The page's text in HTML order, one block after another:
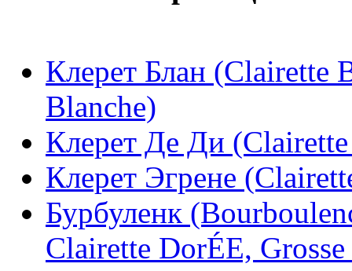
Клерет Блан (Clairette
Blanche)
Клерет Де Ди
Клерет Эгрене
Бурбуленк
Clairette DorÉE,